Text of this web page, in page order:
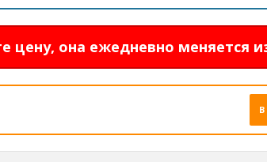
цену, она ежедневно меняется